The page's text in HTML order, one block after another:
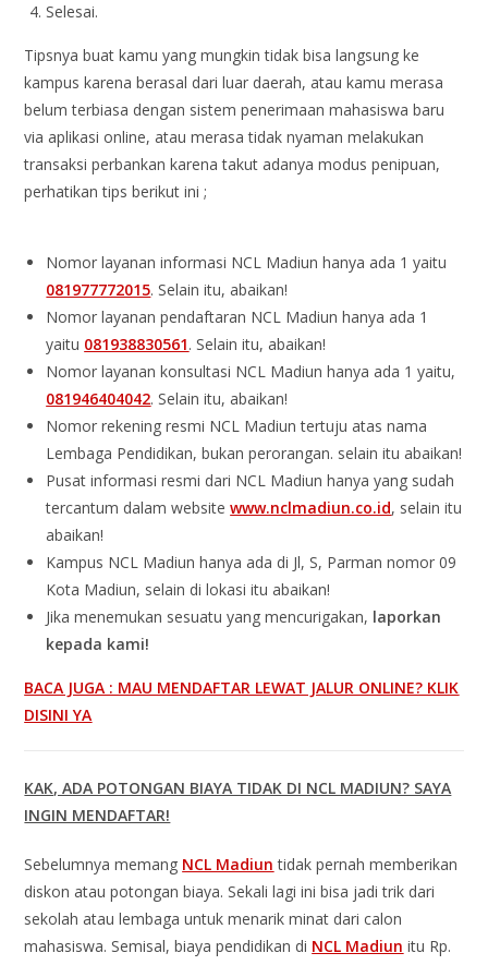
Selesai.
Tipsnya buat kamu yang mungkin tidak bisa langsung ke
kampus karena berasal dari luar daerah, atau kamu merasa
belum terbiasa dengan sistem penerimaan mahasiswa baru
via aplikasi online, atau merasa tidak nyaman melakukan
transaksi perbankan karena takut adanya modus penipuan,
perhatikan tips berikut ini ;
Nomor layanan informasi NCL Madiun hanya ada 1 yaitu
081977772015. Selain itu, abaikan!
Nomor layanan pendaftaran NCL Madiun hanya ada 1
yaitu 081938830561. Selain itu, abaikan!
Nomor layanan konsultasi NCL Madiun hanya ada 1 yaitu,
081946404042. Selain itu, abaikan!
Nomor rekening resmi NCL Madiun tertuju atas nama
Lembaga Pendidikan, bukan perorangan. selain itu abaikan!
Pusat informasi resmi dari NCL Madiun hanya yang sudah
tercantum dalam websitewww.nclmadiun.co.id, selain itu
abaikan!
Kampus NCL Madiun hanya ada di Jl, S, Parman nomor 09
Kota Madiun, selain di lokasi itu abaikan!
Jika menemukan sesuatu yang mencurigakan, laporkan
kepada kami!
BACA JUGA : MAU MENDAFTAR LEWAT JALUR ONLINE? KLIK
DISINI YA
KAK, ADA POTONGAN BIAYA TIDAK DI NCL MADIUN? SAYA
INGIN MENDAFTAR!
Sebelumnya memang NCL Madiun tidak pernah memberikan
diskon atau potongan biaya. Sekali lagi ini bisa jadi trik dari
sekolah atau lembaga untuk menarik minat dari calon
mahasiswa. Semisal, biaya pendidikan di NCL Madiun itu Rp.